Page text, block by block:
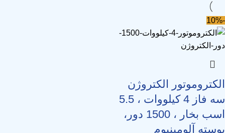
-10%
الکتروموتور الکتروژن
سه فاز 4 کیلووات ، 5.5
اسب بخار ، 1500 دور،
پوسته آلومینیوم